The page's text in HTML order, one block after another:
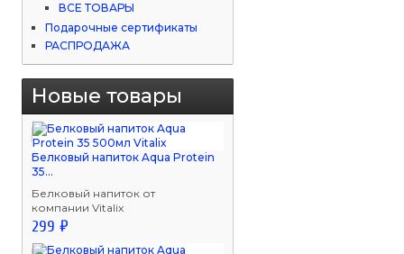
ВСЕ ТОВАРЫ
Подарочные сертификаты
РАСПРОДАЖА
Новые товары
Белковый напиток Aqua Protein
35...
Белковый напиток от
компании Vitalix
299 ₽